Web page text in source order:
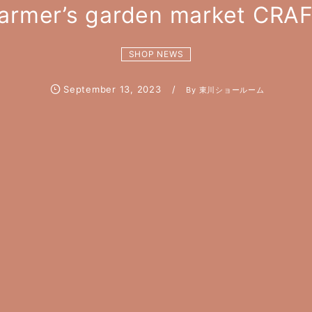
garden market
SHOP NEWS
September 13 2023 By 東川ショールーム